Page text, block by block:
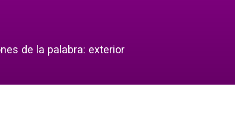
de la palabra: exterior